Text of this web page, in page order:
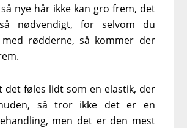
nye hår ikke kan gro frem, det
nødvendigt, for selvom du
rødderne, så kommer der
det føles lidt som en elastik, der
så tror ikke det er en
men det er den mest